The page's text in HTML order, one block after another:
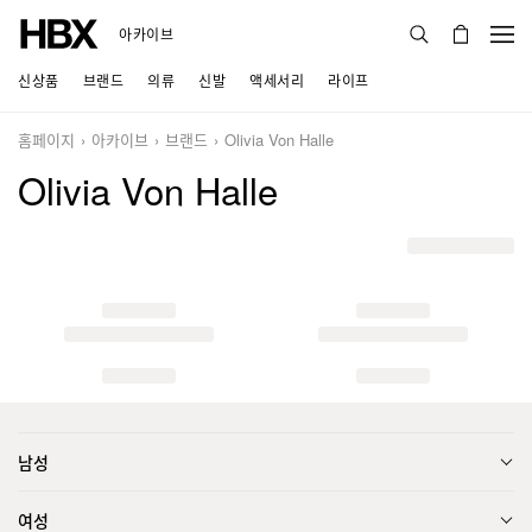
아카이브
신상품 브랜드 의류 신발 액세서리 라이프
홈페이지 아카이브 브랜드 Olivia Von Halle
Olivia Von Halle
남성
여성